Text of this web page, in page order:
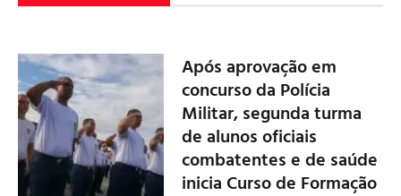
Após aprovação em
concurso da Polícia
Militar, segunda turma
de alunos oficiais
combatentes e de saúde
inicia Curso de Formação